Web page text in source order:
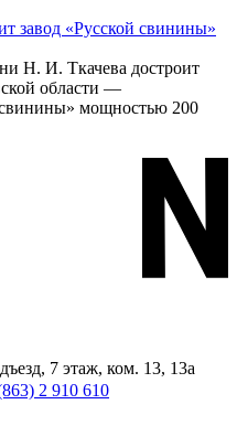
завод «Русской свинины»
Н. И. Ткачева достроит
области —
мощностью 200
7 этаж, ком. 13, 13а
2 910 610